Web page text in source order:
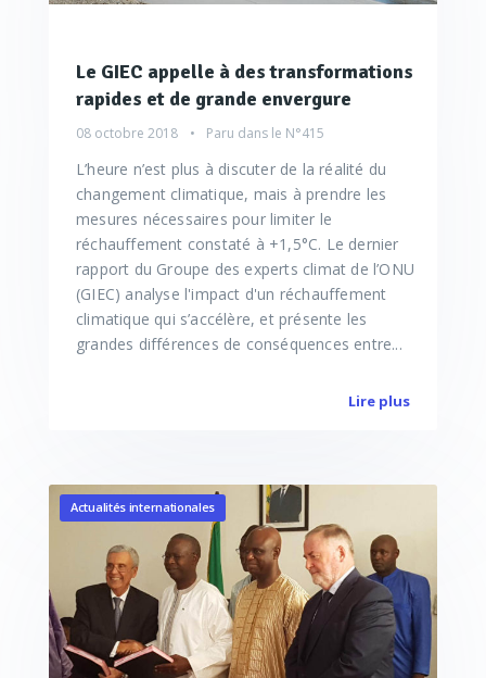
Le GIEC appelle à des transformations
rapides et de grande envergure
08 octobre 2018 Paru dans le N°415
L’heure n’est plus à discuter de la réalité du
changement climatique, mais à prendre les
mesures nécessaires pour limiter le
réchauffement constaté à +1,5°C. Le dernier
rapport du Groupe des experts climat de l’ONU
(GIEC) analyse l'impact d'un réchauffement
climatique qui s’accélère, et présente les
grandes différences de conséquences entre...
Lire plus
Actualités internationales